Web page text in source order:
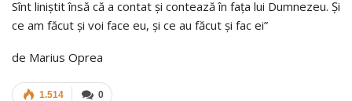
Sînt liniștit însă că a contat și contează în fața lui Dumnezeu. Și
ce am făcut și voi face eu, și ce au făcut și fac ei”
de Marius Oprea
0
1.514